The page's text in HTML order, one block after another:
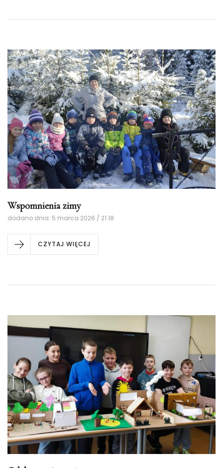
Wspomnienia zimy
dodano dnia: 5 marca 2026 / 21:18
CZYTAJ WIĘCEJ